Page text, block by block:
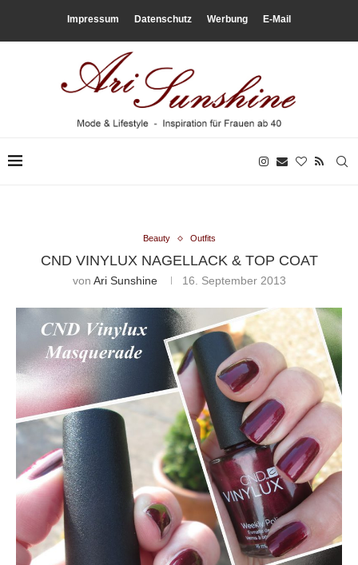
Impressum Datenschutz Werbung E-Mail
Beauty Outfits
CND VINYLUX NAGELLACK & TOP COAT
von Ari Sunshine 16. September 2013